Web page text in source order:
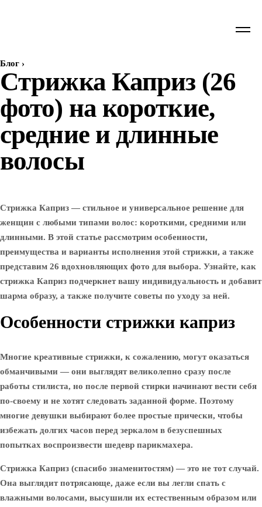
Блог ›
Стрижка Каприз (26
фото) на короткие,
средние и длинные
волосы
Стрижка Каприз — стильное и универсальное решение для
женщин с любыми типами волос: короткими, средними или
длинными. В этой статье рассмотрим особенности,
преимущества и варианты исполнения этой стрижки, а также
представим 26 вдохновляющих фото для выбора. Узнайте, как
стрижка Каприз подчеркнет вашу индивидуальность и добавит
шарма образу, а также получите советы по уходу за ней.
Особенности стрижки каприз
Многие креативные стрижки, к сожалению, могут оказаться
обманчивыми — они выглядят великолепно сразу после
работы стилиста, но после первой стирки начинают вести себя
по-своему и не хотят следовать заданной форме. Поэтому
многие девушки выбирают более простые прически, чтобы
избежать долгих часов перед зеркалом в безуспешных
попытках воспроизвести шедевр парикмахера.
Стрижка Каприз (спасибо знаменитостям) — это не тот случай.
Она выглядит потрясающе, даже если вы легли спать с
влажными волосами, высушили их естественным образом или